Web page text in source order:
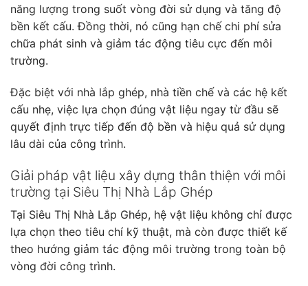
năng lượng trong suốt vòng đời sử dụng và tăng độ
bền kết cấu. Đồng thời, nó cũng hạn chế chi phí sửa
chữa phát sinh và giảm tác động tiêu cực đến môi
trường.
Đặc biệt với nhà lắp ghép, nhà tiền chế và các hệ kết
cấu nhẹ, việc lựa chọn đúng vật liệu ngay từ đầu sẽ
quyết định trực tiếp đến độ bền và hiệu quả sử dụng
lâu dài của công trình.
Giải pháp vật liệu xây dựng thân thiện với môi
trường tại Siêu Thị Nhà Lắp Ghép
Tại Siêu Thị Nhà Lắp Ghép, hệ vật liệu không chỉ được
lựa chọn theo tiêu chí kỹ thuật, mà còn được thiết kế
theo hướng giảm tác động môi trường trong toàn bộ
vòng đời công trình.